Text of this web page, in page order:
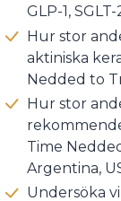
GLP-1,
Hur stor
aktiniska
Nedded to
Hur stor
Time
Argentina,
Undersöka